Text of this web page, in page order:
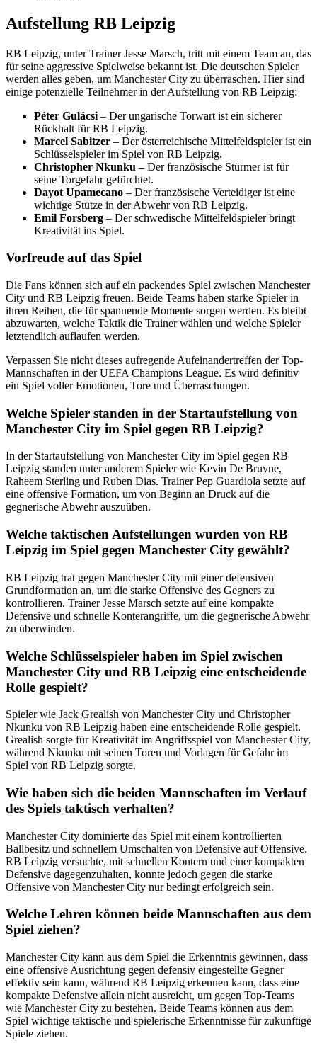
Aufstellung RB Leipzig
RB Leipzig, unter Trainer Jesse Marsch, tritt mit einem Team an, das
für seine aggressive Spielweise bekannt ist. Die deutschen Spieler
werden alles geben, um Manchester City zu überraschen. Hier sind
einige potenzielle Teilnehmer in der Aufstellung von RB Leipzig:
Péter Gulácsi – Der ungarische Torwart ist ein sicherer
Rückhalt für RB Leipzig.
Marcel Sabitzer – Der österreichische Mittelfeldspieler ist ein
Schlüsselspieler im Spiel von RB Leipzig.
Christopher Nkunku – Der französische Stürmer ist für
seine Torgefahr gefürchtet.
Dayot Upamecano – Der französische Verteidiger ist eine
wichtige Stütze in der Abwehr von RB Leipzig.
Emil Forsberg – Der schwedische Mittelfeldspieler bringt
Kreativität ins Spiel.
Vorfreude auf das Spiel
Die Fans können sich auf ein packendes Spiel zwischen Manchester
City und RB Leipzig freuen. Beide Teams haben starke Spieler in
ihren Reihen, die für spannende Momente sorgen werden. Es bleibt
abzuwarten, welche Taktik die Trainer wählen und welche Spieler
letztendlich auflaufen werden.
Verpassen Sie nicht dieses aufregende Aufeinandertreffen der Top-
Mannschaften in der UEFA Champions League. Es wird definitiv
ein Spiel voller Emotionen, Tore und Überraschungen.
Welche Spieler standen in der Startaufstellung von
Manchester City im Spiel gegen RB Leipzig?
In der Startaufstellung von Manchester City im Spiel gegen RB
Leipzig standen unter anderem Spieler wie Kevin De Bruyne,
Raheem Sterling und Ruben Dias. Trainer Pep Guardiola setzte auf
eine offensive Formation, um von Beginn an Druck auf die
gegnerische Abwehr auszuüben.
Welche taktischen Aufstellungen wurden von RB
Leipzig im Spiel gegen Manchester City gewählt?
RB Leipzig trat gegen Manchester City mit einer defensiven
Grundformation an, um die starke Offensive des Gegners zu
kontrollieren. Trainer Jesse Marsch setzte auf eine kompakte
Defensive und schnelle Konterangriffe, um die gegnerische Abwehr
zu überwinden.
Welche Schlüsselspieler haben im Spiel zwischen
Manchester City und RB Leipzig eine entscheidende
Rolle gespielt?
Spieler wie Jack Grealish von Manchester City und Christopher
Nkunku von RB Leipzig haben eine entscheidende Rolle gespielt.
Grealish sorgte für Kreativität im Angriffsspiel von Manchester City,
während Nkunku mit seinen Toren und Vorlagen für Gefahr im
Spiel von RB Leipzig sorgte.
Wie haben sich die beiden Mannschaften im Verlauf
des Spiels taktisch verhalten?
Manchester City dominierte das Spiel mit einem kontrollierten
Ballbesitz und schnellem Umschalten von Defensive auf Offensive.
RB Leipzig versuchte, mit schnellen Kontern und einer kompakten
Defensive dagegenzuhalten, konnte jedoch gegen die starke
Offensive von Manchester City nur bedingt erfolgreich sein.
Welche Lehren können beide Mannschaften aus dem
Spiel ziehen?
Manchester City kann aus dem Spiel die Erkenntnis gewinnen, dass
eine offensive Ausrichtung gegen defensiv eingestellte Gegner
effektiv sein kann, während RB Leipzig erkennen kann, dass eine
kompakte Defensive allein nicht ausreicht, um gegen Top-Teams
wie Manchester City zu bestehen. Beide Teams können aus dem
Spiel wichtige taktische und spielerische Erkenntnisse für zukünftige
Spiele ziehen.